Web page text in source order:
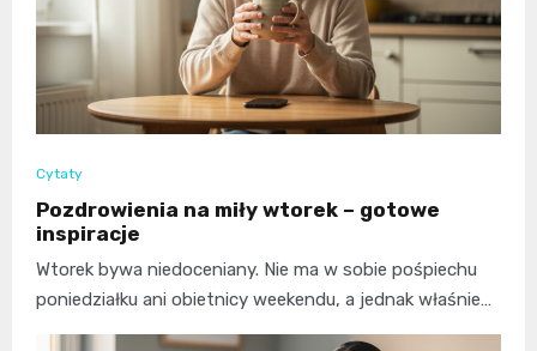
Cytaty
Pozdrowienia na miły wtorek – gotowe
inspiracje
Wtorek bywa niedoceniany. Nie ma w sobie pośpiechu
poniedziałku ani obietnicy weekendu, a jednak właśnie…